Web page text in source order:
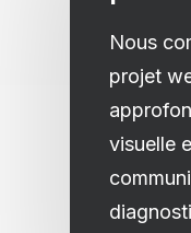
Nous
projet
visuelle